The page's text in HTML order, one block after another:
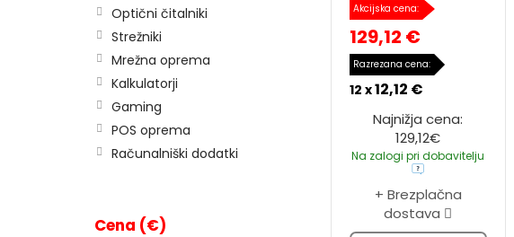
Optični čitalniki
Strežniki
Mrežna oprema
Kalkulatorji
Gaming
POS oprema
Računalniški dodatki
Cena (€)
Akcijska cena:
129,12 €
Razrezana cena:
12 x12,12 €
Najnižja cena:
129,12€
Na zalogi pri dobavitelju
+ Brezplačna
dostava